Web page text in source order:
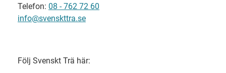
Telefon: 08 - 762 72 60
info@svenskttra.se
Följ Svenskt Trä här: